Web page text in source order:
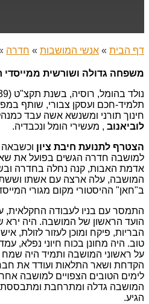
דף הבית » אנשי המושבות » חדרה
משפחה גדולה ושורשית ממייסדי
נולד בהומל, רוסיה, בשנת תקצ"ט (1839), לאביו
תלמיד-חכם ועסקן צבורי, שותף
חינוך תורני ומשנשא אשה עבד
לוביאנוב , מעשירי הומל ונכבדיה.
הצטרף לתנועת חיבת ציון
למושבה חדרה הגשים בפועל את
אדמת האבות, קנה נחלה בחדרה
המושבה, עלה ארצה עם אשתו וששת
ב"חאן" ההיסטורי מקום מגורי המייסדים. היה
התמסר עם בניו לעבודה החקלאית,
הועד הראשון של המושבה. היה ירא
הבריות, פיקח ומוכן לעזור לזולת,
טוב. היה מחונן בכוח חיוני נפלא,
על ראשוני המושבה ותמיד היה שמח
הקדחת ושאר התלאות ועודד את
לימים הטובים הצפויים למושבה
המושבה גדלה ומתרחבת ומתבססת,
הגיע.